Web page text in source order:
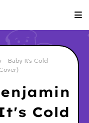
- Baby It's Cold
Cold